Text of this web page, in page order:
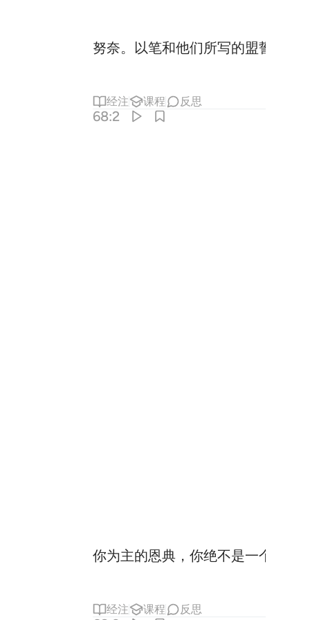
努奈。以笔和他们所写的盟誓，
经注 课程 反思
68:2
你为主的恩典，你绝不是一个疯人
经注 课程 反思